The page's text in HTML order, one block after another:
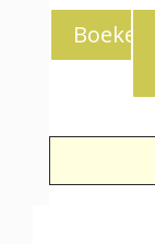
Boeken